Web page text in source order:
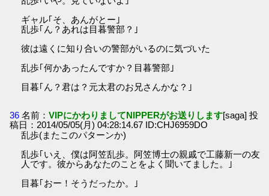
ギャル｢そ、あんがとー｣
乱歩｢ん？あれは目暮警部？｣
彼は遠くに知り合いの警部がいるのに気づいた
乱歩｢何かあったんですか？目暮警部｣
目暮｢ん？君は？元太君のお兄さんかな？｣
36 名前：VIPにかわりましてNIPPERがお送りします[saga] 投
稿日：2014/05/05(月) 04:28:14.67 ID:CHJ6959DO
乱歩(またこのパターンか)
乱歩｢いえ、僕は阿笠乱歩。阿笠博士の親戚で工藤新一の友
人です。彼からあなたのことをよく聞いてました。｣
目暮｢おー！そうだったか。｣